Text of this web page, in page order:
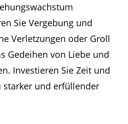
Sie Vergebung und
Verletzungen oder Groll
Gedeihen von Liebe und
Investieren Sie Zeit und
starker und erfüllender